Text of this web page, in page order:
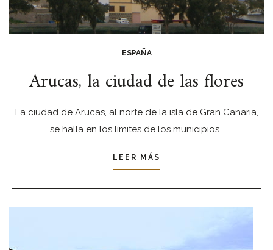
ESPAÑA
Arucas, la ciudad de las flores
La ciudad de Arucas, al norte de la isla de Gran Canaria,
se halla en los límites de los municipios…
LEER MÁS